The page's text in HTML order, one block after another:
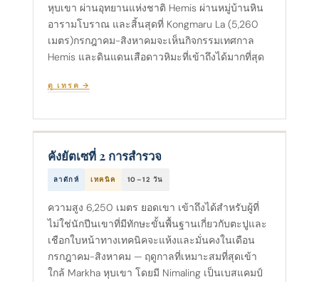
หุบเขา ผ่านอุทยานแห่งชาติ Hemis ผ่านหมู่บ้านหิน
อารามโบราณ และสิ้นสุดที่ Kongmaru La (5,260
เมตร)กรกฎาคม-สิงหาคมจะเห็นกิจกรรมเทศกาล
Hemis และดินแดนเสือดาวหิมะที่เข้าถึงได้มากที่สุด
ดู เทรค →
คังยัตเซที่ 2 การสำรวจ
ลาดักห์ เทคนิค 10–12 วัน
ความสูง 6,250 เมตร ยอดเขา เข้าถึงได้สําหรับผู้ที่
ไม่ใช่นักปีนเขาที่มีทักษะขั้นพื้นฐานเกี่ยวกับตะปูและ
เชือกใบหน้าทางเทคนิคจะแห้งและมั่นคงในเดือน
กรกฎาคม-สิงหาคม — ฤดูกาลที่เหมาะสมที่สุดเข้า
ใกล้ Markha หุบเขา โดยมี Nimaling เป็นเบสแคมป์